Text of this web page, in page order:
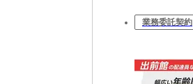
業務委託契約